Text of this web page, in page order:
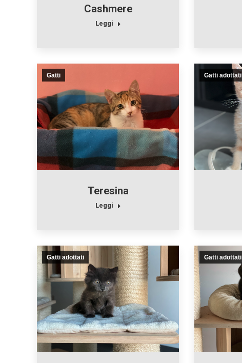
Cashmere
Leggi
Gatti
Teresina
Leggi
Gatti adottati
Gatti adottati Gatti adottati